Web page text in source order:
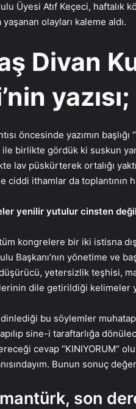
Üyesi Atıf Keçeci, haftalık
olayları kaleme aldı.
Divan
yazısı;
öncesinde yazımın
ile birlikte gördük ki suskun
lav püskürterek ortalığı
ciddi ithamlar da
yenilir yutulur cinsten
kongrelere bir iki istisna
Başkanı’nın yönetime ve
düşürücü, yetersizlik teşhisi,
dile getirildiği kelimeler
bu söylemler
sine-i taraftarlığa
cevap “KINIYORUM“
Bunun sonuç
son